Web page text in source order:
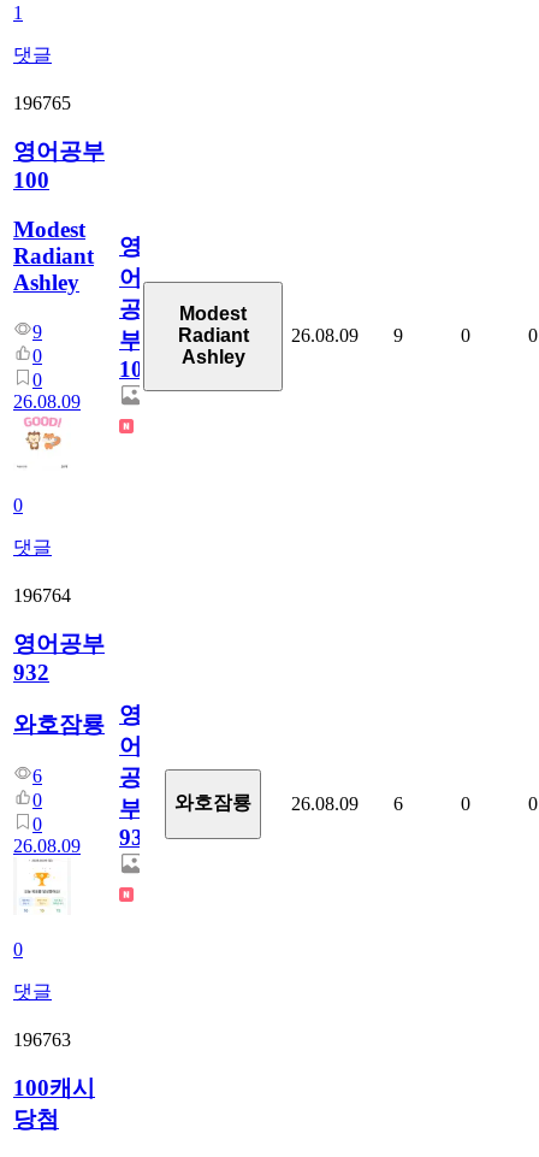
1
댓글
196765
영어공부
100
Modest
Radiant
Ashley
9
0
0
26.08.09
0
댓글
영
어
공
부
100
Modest
Radiant
Ashley
26.08.09 9 0 0
196764
영어공부
932
와호잠룡
6
0
0
26.08.09
0
댓글
영
어
공
부
932
와호잠룡 26.08.09 6 0 0
196763
100캐시
당첨